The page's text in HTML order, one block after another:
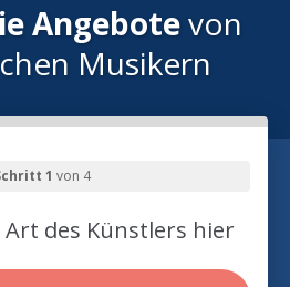
Angebotevon
Musikern
1 von 4
Art des Künstlers hier